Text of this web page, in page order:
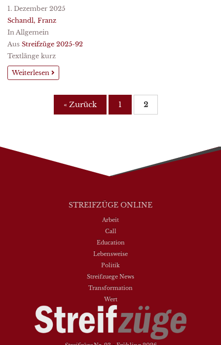
1. Dezember 2025
Schandl, Franz
In Allgemein
Aus Streifzüge 2025-92
Textlänge kurz
Weiterlesen
« Zurück 1 2
STREIFZÜGE ONLINE
Arbeit
Call
Education
Lebensweise
Politik
Streifzuege News
Transformation
Wert